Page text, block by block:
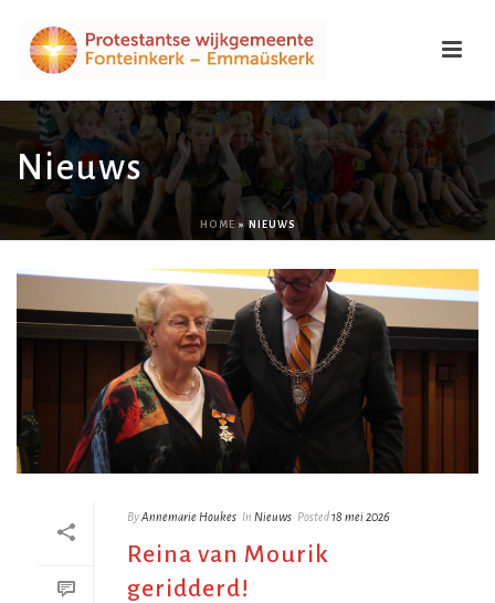
Nieuws
HOME»NIEUWS
ByAnnemarie Houkes In Nieuws Posted18 mei 2026
Reina van Mourik
geridderd!